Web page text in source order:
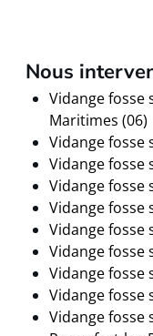
Nous
Vidange fosse
Maritimes (06)
Vidange fosse
Vidange fosse
Vidange fosse
Vidange fosse
Vidange fosse
Vidange fosse
Vidange fosse
Vidange fosse
Vidange fosse